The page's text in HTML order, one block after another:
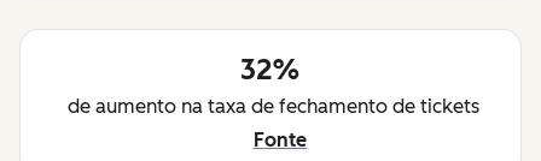
32%
de aumento na taxa de fechamento de tickets
Fonte